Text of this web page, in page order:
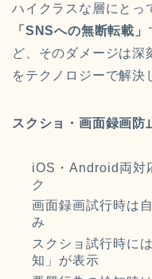
ハイクラスな層にとっ
「SNSへの無断転載」
ど、そのダメージは深
をテクノロジーで解決
スクショ・画面録画防
iOS・Android両対
ク
画面録画試行時は
み
スクショ試行時に
知」が表示